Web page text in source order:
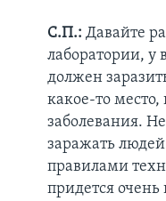
С.П.: Давайте
лаборатории, у
должен
какое-то
заболевания.
заражать
правилами
придется очень